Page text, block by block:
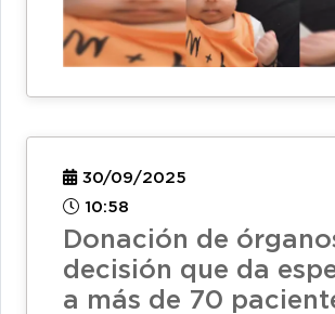
30/09/2025
10:58
Donación de
decisión que da
a más de 70